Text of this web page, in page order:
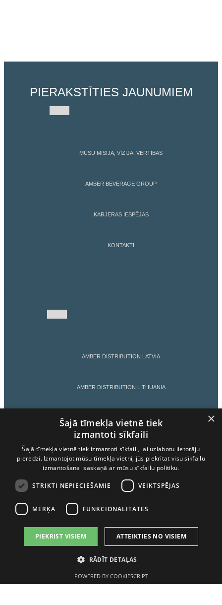
PIERAKSTĪTIES JAUNUMIEM
MŪSU MISIJA, VĪZIJA, VĒRTĪBAS
AMBER BEVERAGE GROUP
KARJERAS IESPĒJAS
KONTAKTI
AMBER DISTRIBUTION LATVIA
AMBER DISTRIBUTION LITHUANIA
AMBER LATVIJAS BALZAMS
LIETOŠANAS NOTEIKUMI
PĀRDOŠANA, IEGĀDĀŠANĀS UN NODOŠANA NEPILNGADĪGĀM
×
Šajā tīmekļa vietnē tiek
izmantoti sīkfaili
Šajā tīmekļa vietnē tiek izmantoti sīkfaili, lai uzlabotu lietotāju
pieredzi. Izmantojot mūsu tīmekļa vietni, jūs piekrītat visu sīkfailu
izmantošanai saskaņā ar mūsu sīkfailu politiku.
STRIKTI NEPIECIEŠAMIE VEIKTSPĒJAS
MĒRĶA FUNKCIONALITĀTES
PIEKRIST VISIEM ATTEIKTIES NO VISIEM
RĀDĪT DETAĻAS
POWERED BY COOKIESCRIPT